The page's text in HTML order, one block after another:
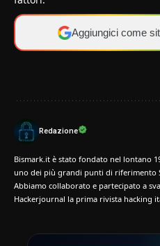
Aggiungici come
Redazione
Bismark.it è stato fondato nel lontano
uno dei più grandi punti di riferimento
Abbiamo collaborato e partecipato a
Hackerjournal la prima rivista hacking